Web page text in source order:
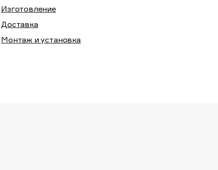
Изготовление
Доставка
Монтаж и установка